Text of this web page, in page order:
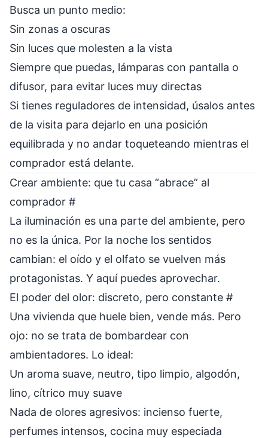
Busca un punto medio:
Sin zonas a oscuras
Sin luces que molesten a la vista
Siempre que puedas, lámparas con pantalla o
difusor, para evitar luces muy directas
Si tienes reguladores de intensidad, úsalos antes
de la visita para dejarlo en una posición
equilibrada y no andar toqueteando mientras el
comprador está delante.
Crear ambiente: que tu casa “abrace” al
comprador #
La iluminación es una parte del ambiente, pero
no es la única. Por la noche los sentidos
cambian: el oído y el olfato se vuelven más
protagonistas. Y aquí puedes aprovechar.
El poder del olor: discreto, pero constante #
Una vivienda que huele bien, vende más. Pero
ojo: no se trata de bombardear con
ambientadores. Lo ideal:
Un aroma suave, neutro, tipo limpio, algodón,
lino, cítrico muy suave
Nada de olores agresivos: incienso fuerte,
perfumes intensos, cocina muy especiada